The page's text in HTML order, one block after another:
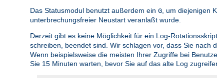
Das Statusmodul benutzt außerdem ein G, um diejenigen
unterbrechungsfreier Neustart veranlaßt wurde.
Derzeit gibt es keine Möglichkeit für ein Log-
schreiben, beendet sind. Wir schlagen vor, dass Sie nach
Wenn beispielsweise die meisten Ihrer Zugriffe bei
Sie 15 Minuten warten, bevor Sie auf das alte Log